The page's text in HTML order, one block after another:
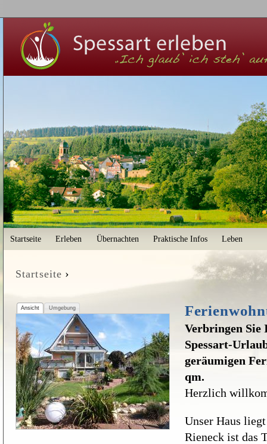
User menu
Startseite Erleben Übernachten Praktische Infos Leben
Startseite ›
Ansicht Umgebung
Verbringen
Spessart-
geräumigen
qm.
Herzlich
Unser Haus
Rieneck ist das